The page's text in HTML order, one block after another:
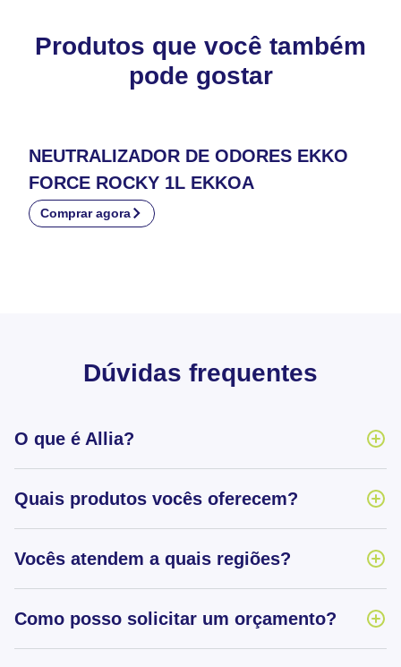
Produtos que você também
pode gostar
NEUTRALIZADOR DE ODORES EKKO
FORCE ROCKY 1L EKKOA
Comprar agora
Dúvidas frequentes
O que é Allia?
Quais produtos vocês oferecem?
Vocês atendem a quais regiões?
Como posso solicitar um orçamento?